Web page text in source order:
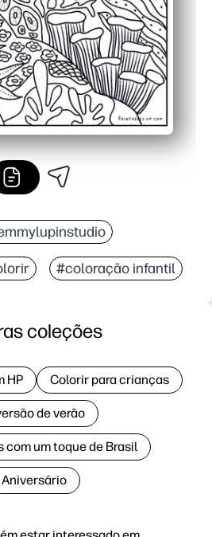
#coloração infantil
coleções
HP Colorir para crianças
de verão
com um toque de Brasil
Aniversário